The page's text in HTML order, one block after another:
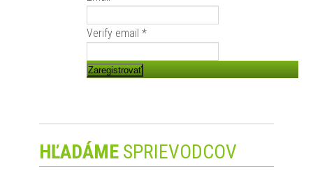
Verify email *
Zaregistrovať
HĽADÁME SPRIEVODCOV